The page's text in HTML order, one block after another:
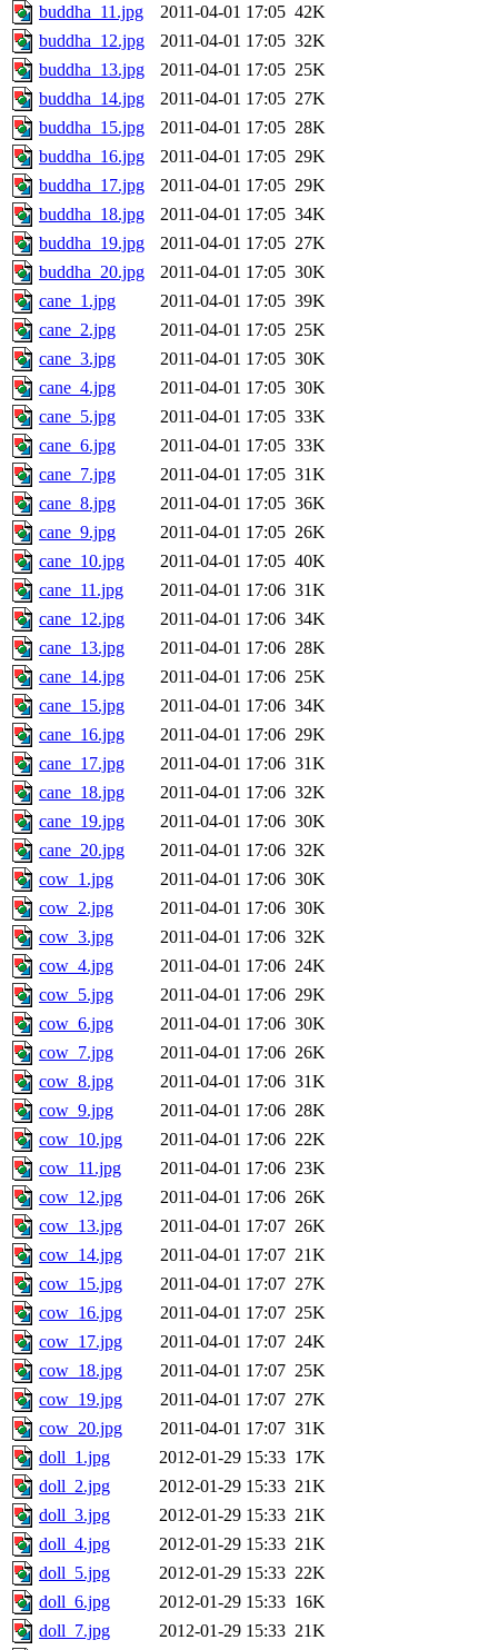
buddha_11.jpg
2011-04-01 17:05 42K
buddha_12.jpg
2011-04-01 17:05 32K
buddha_13.jpg
2011-04-01 17:05 25K
buddha_14.jpg
2011-04-01 17:05 27K
buddha_15.jpg
2011-04-01 17:05 28K
buddha_16.jpg
2011-04-01 17:05 29K
buddha_17.jpg
2011-04-01 17:05 29K
buddha_18.jpg
2011-04-01 17:05 34K
buddha_19.jpg
2011-04-01 17:05 27K
buddha_20.jpg
2011-04-01 17:05 30K
cane_1.jpg
2011-04-01 17:05 39K
cane_2.jpg
2011-04-01 17:05 25K
cane_3.jpg
2011-04-01 17:05 30K
cane_4.jpg
2011-04-01 17:05 30K
cane_5.jpg
2011-04-01 17:05 33K
cane_6.jpg
2011-04-01 17:05 33K
cane_7.jpg
2011-04-01 17:05 31K
cane_8.jpg
2011-04-01 17:05 36K
cane_9.jpg
2011-04-01 17:05 26K
cane_10.jpg
2011-04-01 17:05 40K
cane_11.jpg
2011-04-01 17:06 31K
cane_12.jpg
2011-04-01 17:06 34K
cane_13.jpg
2011-04-01 17:06 28K
cane_14.jpg
2011-04-01 17:06 25K
cane_15.jpg
2011-04-01 17:06 34K
cane_16.jpg
2011-04-01 17:06 29K
cane_17.jpg
2011-04-01 17:06 31K
cane_18.jpg
2011-04-01 17:06 32K
cane_19.jpg
2011-04-01 17:06 30K
cane_20.jpg
2011-04-01 17:06 32K
cow_1.jpg
2011-04-01 17:06 30K
cow_2.jpg
2011-04-01 17:06 30K
cow_3.jpg
2011-04-01 17:06 32K
cow_4.jpg
2011-04-01 17:06 24K
cow_5.jpg
2011-04-01 17:06 29K
cow_6.jpg
2011-04-01 17:06 30K
cow_7.jpg
2011-04-01 17:06 26K
cow_8.jpg
2011-04-01 17:06 31K
cow_9.jpg
2011-04-01 17:06 28K
cow_10.jpg
2011-04-01 17:06 22K
cow_11.jpg
2011-04-01 17:06 23K
cow_12.jpg
2011-04-01 17:06 26K
cow_13.jpg
2011-04-01 17:07 26K
cow_14.jpg
2011-04-01 17:07 21K
cow_15.jpg
2011-04-01 17:07 27K
cow_16.jpg
2011-04-01 17:07 25K
cow_17.jpg
2011-04-01 17:07 24K
cow_18.jpg
2011-04-01 17:07 25K
cow_19.jpg
2011-04-01 17:07 27K
cow_20.jpg
2011-04-01 17:07 31K
doll_1.jpg
2012-01-29 15:33 17K
doll_2.jpg
2012-01-29 15:33 21K
doll_3.jpg
2012-01-29 15:33 21K
doll_4.jpg
2012-01-29 15:33 21K
doll_5.jpg
2012-01-29 15:33 22K
doll_6.jpg
2012-01-29 15:33 16K
doll_7.jpg
2012-01-29 15:33 21K